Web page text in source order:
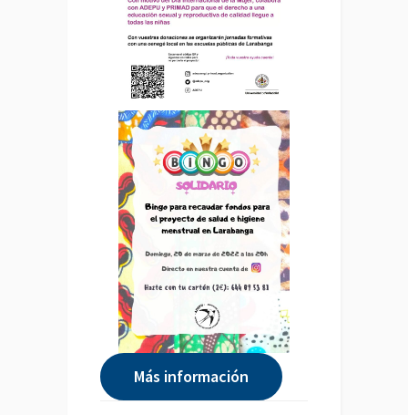
Más información